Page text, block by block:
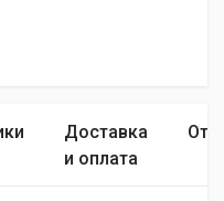
Доставка
и оплата